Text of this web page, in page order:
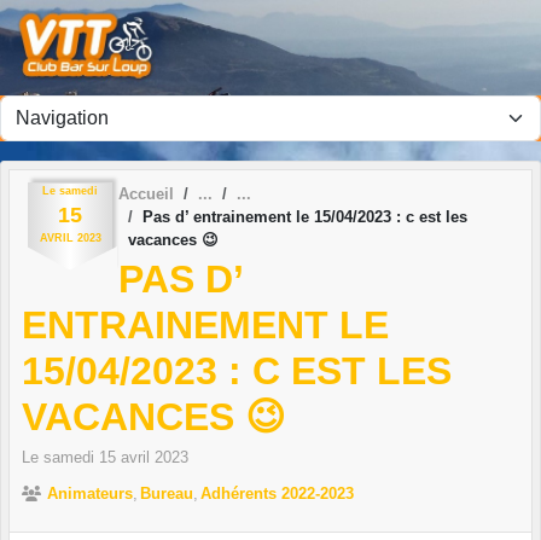
Le samedi
15
AVRIL 2023
Accueil
Pas d’ entrainement le 15/04/2023 : c est les
vacances 😉
PAS D’
ENTRAINEMENT LE
15/04/2023 : C EST LES
VACANCES 😉
Le samedi 15 avril 2023
Animateurs Bureau Adhérents 2022-2023
Panneau de gestion des cookies